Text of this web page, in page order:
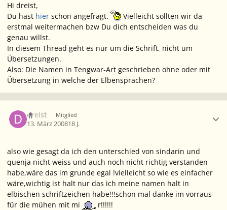
Hi dreist,
Du hast hier schon angefragt.
Vielleicht sollten wir da
erstmal weitermachen bzw Du dich entscheiden was du
genau willst.
In diesem Thread geht es nur um die Schrift, nicht um
Übersetzungen.
Also: Die Namen in Tengwar-Art geschrieben ohne oder mit
Übersetzung in welche der Elbensprachen?
dreist Mitglied
13. März 200818 J.
also wie gesagt da ich den unterschied von sindarin und
quenja nicht weiss und auch noch nicht richtig verstanden
habe,wäre das im grunde egal !vielleicht so wie es einfacher
wäre,wichtig ist halt nur das ich meine namen halt in
elbischen schriftzeichen habe!!!schon mal danke im vorraus
für die mühen mit mi
r!!!!!!